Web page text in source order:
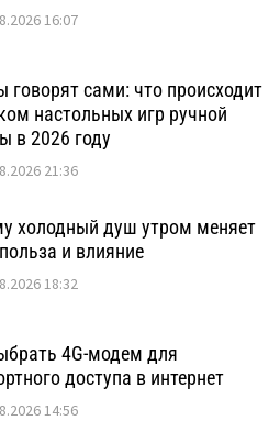
16:07
говорят сами: что происходит
настольных игр ручной
в 2026 году
21:36
холодный душ утром меняет
и влияние
18:32
4G-модем для
доступа в интернет
14:56